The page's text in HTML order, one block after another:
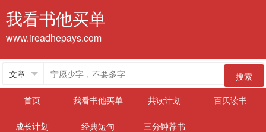
我看书他买单
www.ireadhepays.com
搜索
首页
我看书他买单 共读计划 百贝读书
成长计划 经典短句
三分钟荐书